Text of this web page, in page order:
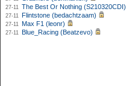
27-11 The Best Or Nothing (S210320CDI)
27-11 Flintstone (bedachtzaam)
27-11 Max F1 (leonr)
27-11 Blue_Racing (Beatzevo)